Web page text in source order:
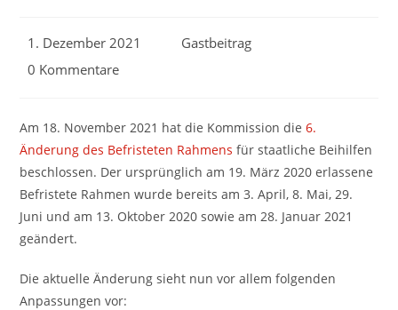
Beitrag
1. Dezember 2021
Beitrags-
Gastbeitrag
Beitrags-
0 Kommentare
Am 18. November 2021 hat die Kommission die6.
Änderung des Befristeten Rahmens für staatliche Beihilfen
beschlossen. Der ursprünglich am 19. März 2020 erlassene
Befristete Rahmen wurde bereits am 3. April, 8. Mai, 29.
Juni und am 13. Oktober 2020 sowie am 28. Januar 2021
geändert.
Die aktuelle Änderung sieht nun vor allem folgenden
Anpassungen vor: